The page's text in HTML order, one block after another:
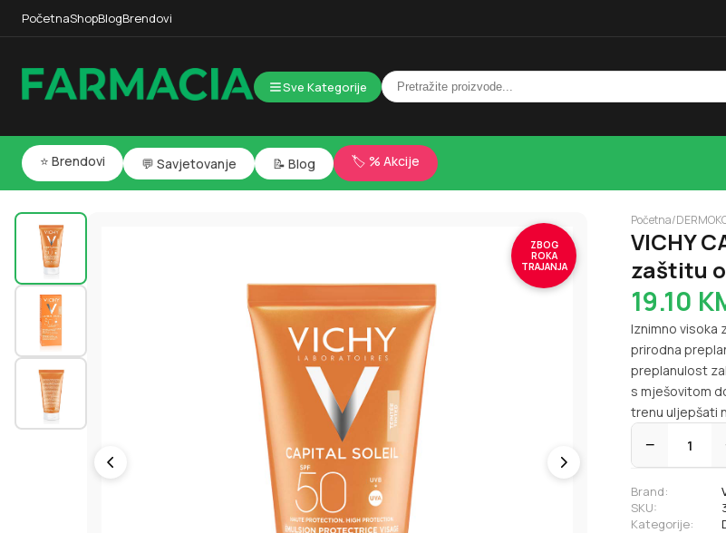
PočetnaShopBlogBrendovi
Sve Kategorije
⭐ Brendovi 💬 Savjetovanje 📝 Blog 🏷️ % Akcije
ZBOG
ROKA
TRAJANJA
Početna/
VICHY
zaštitu
19.10
Iznimno visoka
prirodna
preplanulost
s mješovitom
trenu uljepšati
− 1
Brand:
SKU:
Kategorije: